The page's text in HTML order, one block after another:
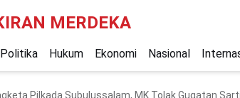
MERDEKA
Politika Hukum Ekonomi Nasional
Pilkada Subulussalam, MK Tolak Gugatan